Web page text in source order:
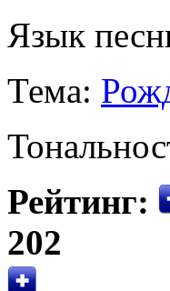
Язык
Тема:
Рейтинг:
202